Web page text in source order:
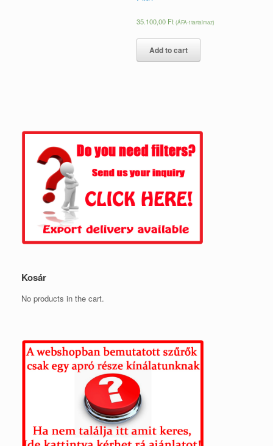
35.100,00 Ft (ÁFA-t tartalmaz)
Add to cart
Kosár
No products in the cart.